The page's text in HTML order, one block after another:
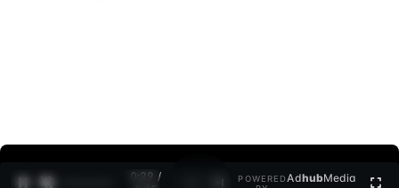
0:30 /
POWEREDAdhubMedia